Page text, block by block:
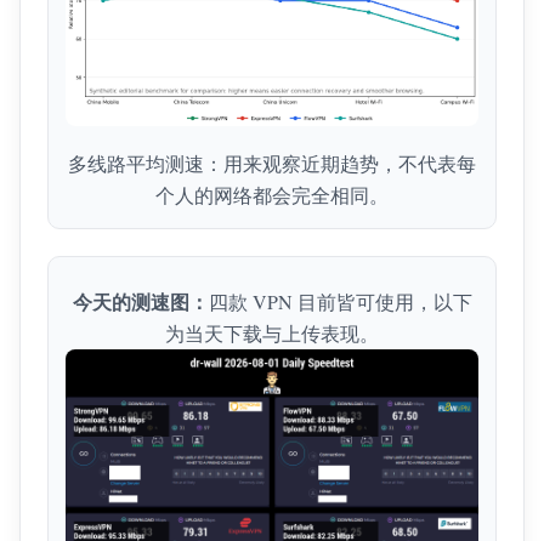
多线路平均测速：用来观察近期趋势，不代表每
个人的网络都会完全相同。
今天的测速图： 四款 VPN 目前皆可使用，以下
为当天下载与上传表现。